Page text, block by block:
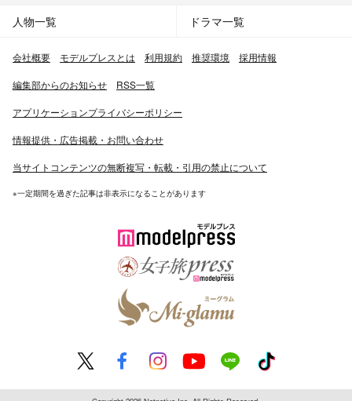
人物一覧 ドラマ一覧
会社概要 モデルプレスとは 利用規約 推奨環境 採用情報
編集部からのお知らせ RSS一覧
アプリケーションプライバシーポリシー
情報提供・広告掲載・お問い合わせ
当サイトコンテンツの無断複写・転載・引用の禁止について
※一定期間を過ぎた記事は非表示になることがあります